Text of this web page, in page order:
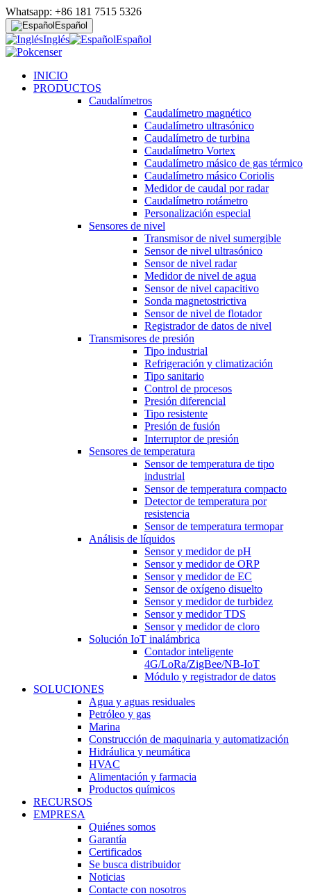
Whatsapp: +86 181 7515 5326
Español
Inglés Español
INICIO
PRODUCTOS
Caudalímetros
Caudalímetro magnético
Caudalímetro ultrasónico
Caudalímetro de turbina
Caudalímetro Vortex
Caudalímetro másico de gas térmico
Caudalímetro másico Coriolis
Medidor de caudal por radar
Caudalímetro rotámetro
Personalización especial
Sensores de nivel
Transmisor de nivel sumergible
Sensor de nivel ultrasónico
Sensor de nivel radar
Medidor de nivel de agua
Sensor de nivel capacitivo
Sonda magnetostrictiva
Sensor de nivel de flotador
Registrador de datos de nivel
Transmisores de presión
Tipo industrial
Refrigeración y climatización
Tipo sanitario
Control de procesos
Presión diferencial
Tipo resistente
Presión de fusión
Interruptor de presión
Sensores de temperatura
Sensor de temperatura de tipo
industrial
Sensor de temperatura compacto
Detector de temperatura por
resistencia
Sensor de temperatura termopar
Análisis de líquidos
Sensor y medidor de pH
Sensor y medidor de ORP
Sensor y medidor de EC
Sensor de oxígeno disuelto
Sensor y medidor de turbidez
Sensor y medidor TDS
Sensor y medidor de cloro
Solución IoT inalámbrica
Contador inteligente
4G/LoRa/ZigBee/NB-IoT
Módulo y registrador de datos
SOLUCIONES
Agua y aguas residuales
Petróleo y gas
Marina
Construcción de maquinaria y automatización
Hidráulica y neumática
HVAC
Alimentación y farmacia
Productos químicos
RECURSOS
EMPRESA
Quiénes somos
Garantía
Certificados
Se busca distribuidor
Noticias
Contacte con nosotros